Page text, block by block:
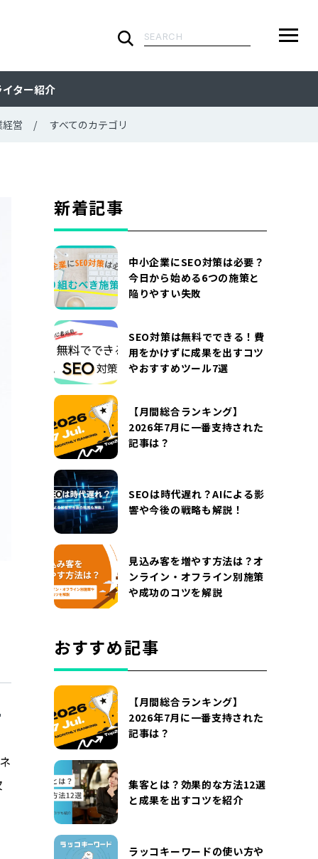
検
イター紹介
経営 すべてのカテゴリ
ARTICLE
すべての記事
CATEGORY
WRITER
ライターで探す
FEATURE
MOVIE
DOCUMENT
お役立ち資料
お問い合わせ
『SUNGROVE』について
利用規約
広告掲載に関する規約
特定商取引法に基づく表記
新着記事
中小企業にSEO対策は必要？
今日から始める6つの施策と
陥りやすい失敗
SEO対策は無料でできる！費
用をかけずに成果を出すコツ
やおすすめツール7選
【月間総合ランキング】
2026年7月に一番支持された
記事は？
SEOは時代遅れ？AIによる影
響や今後の戦略も解説！
見込み客を増やす方法は？オ
ンライン・オフライン別施策
や成功のコツを解説
おすすめ記事
【月間総合ランキング】
2026年7月に一番支持された
記事は？
集客とは？効果的な方法12選
と成果を出すコツを紹介
ラッコキーワードの使い方や